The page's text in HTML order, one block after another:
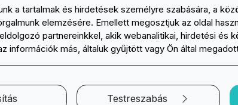
biztos lehet benne, hogy pontosan azt kapja,
egyedi patch partnerként. Ha bármilyen kérdése
állunk arra, hogy megvalósítsuk
amelyeknél az Ön kreativitása az első
a tartalmak és hirdetések személyre szabására, a
elemzésére. Emellett megosztjuk az oldal
partnereinkkel, akik webanalitikai, hirdetési és
információk más, általuk gyűjtött vagy Ön által
Testreszabás